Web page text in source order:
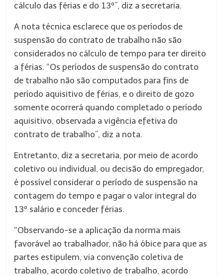
cálculo das férias e do 13º”, diz a secretaria.
A nota técnica esclarece que os períodos de
suspensão do contrato de trabalho não são
considerados no cálculo de tempo para ter direito
a férias. “Os períodos de suspensão do contrato
de trabalho não são computados para fins de
período aquisitivo de férias, e o direito de gozo
somente ocorrerá quando completado o período
aquisitivo, observada a vigência efetiva do
contrato de trabalho”, diz a nota.
Entretanto, diz a secretaria, por meio de acordo
coletivo ou individual, ou decisão do empregador,
é possível considerar o período de suspensão na
contagem do tempo e pagar o valor integral do
13º salário e conceder férias.
“Observando-se a aplicação da norma mais
favorável ao trabalhador, não há óbice para que as
partes estipulem, via convenção coletiva de
trabalho, acordo coletivo de trabalho, acordo